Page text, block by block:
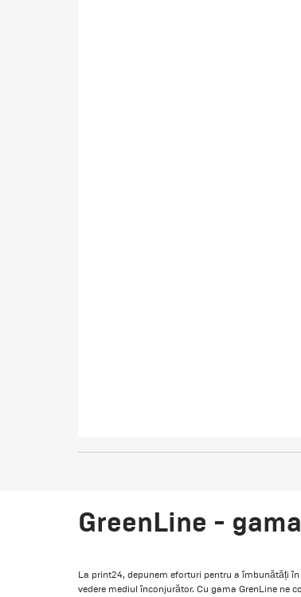
GreenLine -
La print24, depunem eforturi pentru a îmbunătăți
vedere mediul înconjurător. Cu gama GrenLine ne